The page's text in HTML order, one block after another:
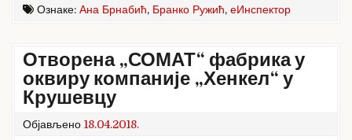
Ознаке: Ана Брнабић, Бранко Ружић, еИнспектор
Отворена „СОМАТ“ фабрика у
оквиру компаније „Хенкел“ у
Крушевцу
Објављено 18.04.2018.